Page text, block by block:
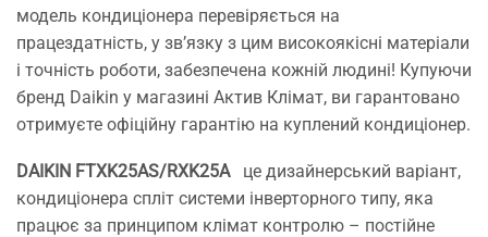
модель кондиціонера перевіряється на
працездатність, у зв’язку з цим високоякісні матеріали
і точність роботи, забезпечена кожній людині! Купуючи
бренд Daikin у магазині Актив Клімат, ви гарантовано
отримуєте офіційну гарантію на куплений кондиціонер.
DAIKIN FTXK25AS/RXK25A
це дизайнерський варіант,
кондиціонера спліт системи інверторного типу, яка
працює за принципом клімат контролю – постійне